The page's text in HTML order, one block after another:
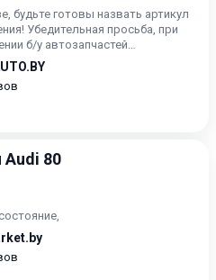
будьте готовы назвать артикул
Убедительная просьба, при
б/у автозапчастей
подходите к воп...
Audi 80